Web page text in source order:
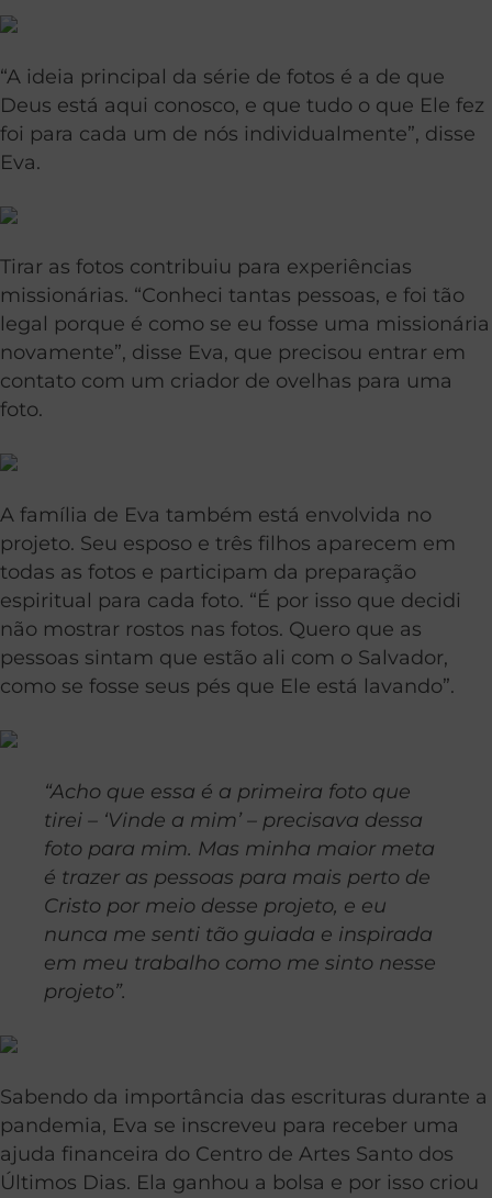
“A ideia principal da série de fotos é a de que
Deus está aqui conosco, e que tudo o que Ele fez
foi para cada um de nós individualmente”, disse
Eva.
Tirar as fotos contribuiu para experiências
missionárias. “Conheci tantas pessoas, e foi tão
legal porque é como se eu fosse uma missionária
novamente”, disse Eva, que precisou entrar em
contato com um criador de ovelhas para uma
foto.
A família de Eva também está envolvida no
projeto. Seu esposo e três filhos aparecem em
todas as fotos e participam da preparação
espiritual para cada foto. “É por isso que decidi
não mostrar rostos nas fotos. Quero que as
pessoas sintam que estão ali com o Salvador,
como se fosse seus pés que Ele está lavando”.
“Acho que essa é a primeira foto que
tirei – ‘Vinde a mim’ – precisava dessa
foto para mim. Mas minha maior meta
é trazer as pessoas para mais perto de
Cristo por meio desse projeto, e eu
nunca me senti tão guiada e inspirada
em meu trabalho como me sinto nesse
projeto”.
Sabendo da importância das escrituras durante a
pandemia, Eva se inscreveu para receber uma
ajuda financeira do Centro de Artes Santo dos
Últimos Dias. Ela ganhou a bolsa e por isso criou